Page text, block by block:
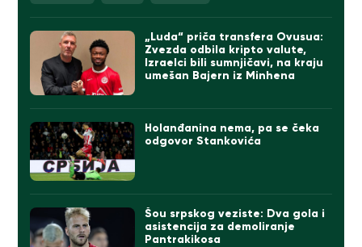
„Luda“ priča transfera Ovusua:
Zvezda odbila kripto valute,
Izraelci bili sumnjičavi, na kraju
umešan Bajern iz Minhena
Holanđanina nema, pa se čeka
odgovor Stankovića
Šou srpskog veziste: Dva gola i
asistencija za demoliranje
Pantrakikosa